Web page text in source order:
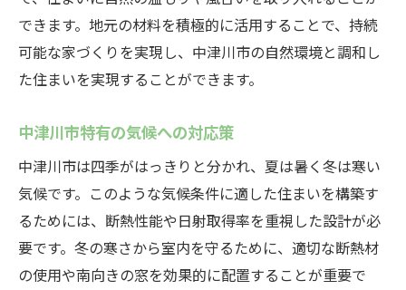
できます。地元の材料を積極的に活用することで、持続
可能な家づくりを実現し、中津川市の自然環境と調和し
た住まいを実現することができます。
中津川市特有の気候への対応策
中津川市は四季がはっきりと分かれ、夏は暑く冬は寒い
気候です。このような気候条件に適した住まいを構築す
るためには、断熱性能や日射取得率を重視した設計が必
要です。冬の寒さから室内を守るために、適切な断熱材
の使用や南向きの窓を効果的に配置することが重要で